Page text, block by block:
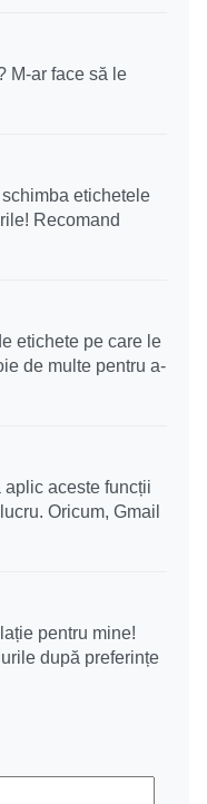
M-ar face să le
etichetele
Recomand
etichete pe care le
de multe pentru a-
aplic aceste funcții
Oricum, Gmail
pentru mine!
după preferințe